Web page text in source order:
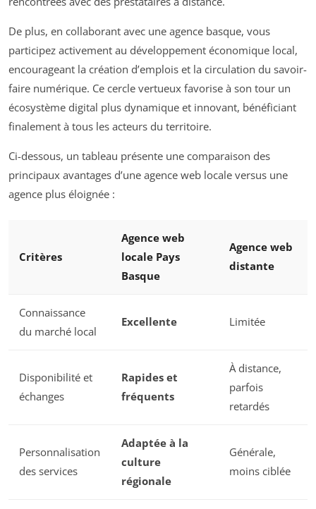
De plus, en collaborant avec une agence basque, vous
participez activement au développement économique local,
encourageant la création d’emplois et la circulation du savoir-
faire numérique. Ce cercle vertueux favorise à son tour un
écosystème digital plus dynamique et innovant, bénéficiant
finalement à tous les acteurs du territoire.
Ci-dessous, un tableau présente une comparaison des
principaux avantages d’une agence web locale versus une
agence plus éloignée :
Critères
Agence web
locale Pays
Basque
Agence web
distante
Connaissance
du marché local
Excellente Limitée
Disponibilité et
échanges
Rapides et
fréquents
À distance,
parfois
retardés
Personnalisation
des services
Adaptée à la
culture
régionale
Générale,
moins ciblée